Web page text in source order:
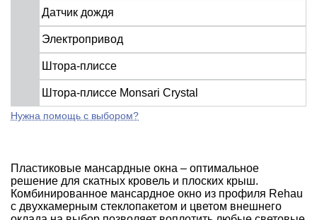
Датчик дождя
Электропривод
Штора-плиссе
Штора-плиссе Monsari Crystal
Нужна помощь с выбором?
Пластиковые мансардные окна – оптимальное
решение для скатных кровель и плоских крыш.
Комбинированное мансардное окно из профиля Rehau
с двухкамерным стеклопакетом и цветом внешнего